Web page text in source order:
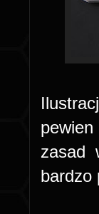
zasad
bardzo